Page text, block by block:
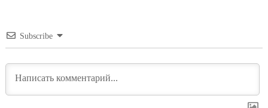
Subscribe